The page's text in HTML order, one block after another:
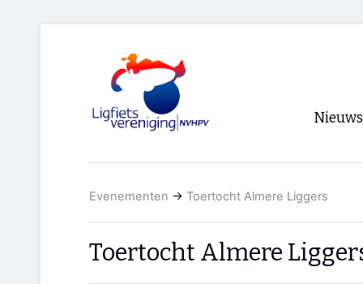
Nieuws
Evenementen → Toertocht Almere Liggers
Toertocht Almere